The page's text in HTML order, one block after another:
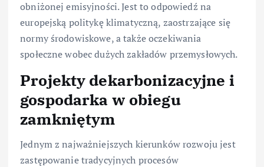
obniżonej emisyjności. Jest to odpowiedź na
europejską politykę klimatyczną, zaostrzające się
normy środowiskowe, a także oczekiwania
społeczne wobec dużych zakładów przemysłowych.
Projekty dekarbonizacyjne i
gospodarka w obiegu
zamkniętym
Jednym z najważniejszych kierunków rozwoju jest
zastępowanie tradycyjnych procesów